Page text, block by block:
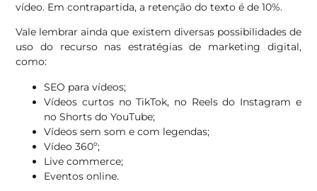
vídeo. Em contrapartida, a retenção do texto é de 10%.
Vale lembrar ainda que existem diversas possibilidades de
uso do recurso nas estratégias de marketing digital,
como:
SEO para vídeos;
Vídeos curtos no TikTok, no Reels do Instagram e
no Shorts do YouTube;
Vídeos sem som e com legendas;
Vídeo 360º;
Live commerce;
Eventos online.